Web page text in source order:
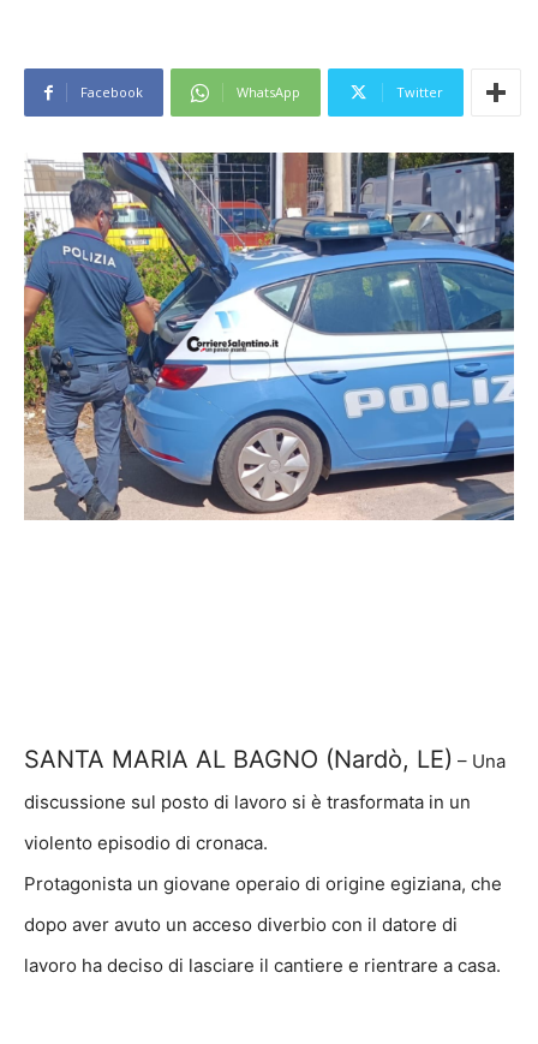
Facebook WhatsApp Twitter
SANTA MARIA AL BAGNO (Nardò, LE) – Una
discussione sul posto di lavoro si è trasformata in un
violento episodio di cronaca.
Protagonista un giovane operaio di origine egiziana, che
dopo aver avuto un acceso diverbio con il datore di
lavoro ha deciso di lasciare il cantiere e rientrare a casa.